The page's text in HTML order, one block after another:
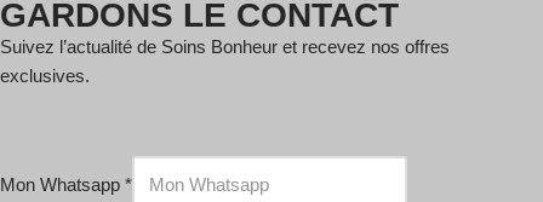
GARDONS LE CONTACT
Suivez l’actualité de Soins Bonheur et recevez nos offres
exclusives.
Mon Whatsapp *